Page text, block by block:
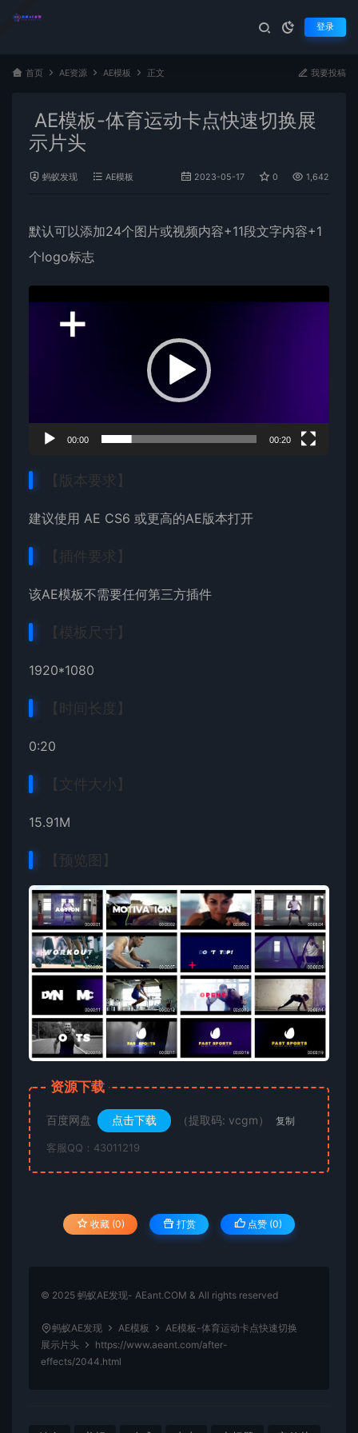
登录
首页 AE资源 AE模板 正文 我要投稿
AE模板-体育运动卡点快速切换展
示片头
蚂蚁发现 AE模板 2023-05-17 0 1,642
默认可以添加24个图片或视频内容+11段文字内容+1
个logo标志
00:00 00:20
【版本要求】
建议使用 AE CS6 或更高的AE版本打开
【插件要求】
该AE模板不需要任何第三方插件
【模板尺寸】
1920*1080
【时间长度】
0:20
【文件大小】
15.91M
【预览图】
资源下载
百度网盘 点击下载 （提取码: vcgm） 复制
客服QQ：43011219
收藏 (0) 打赏 点赞 (0)
© 2025 蚂蚁AE发现- AEant.COM & All rights reserved
蚂蚁AE发现 AE模板
AE模板-体育运动卡点快速切换
展示片头
https://www.aeant.com/after-
effects/2044.html